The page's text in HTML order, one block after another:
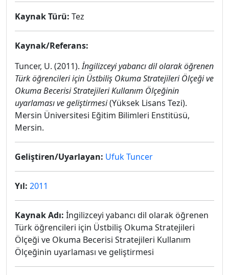
Kaynak Türü: Tez
Kaynak/Referans:
Tuncer, U. (2011).İngilizceyi yabancı dil olarak öğrenen
Türk öğrencileri için Üstbiliş Okuma Stratejileri Ölçeği ve
Okuma Becerisi Stratejileri Kullanım Ölçeğinin
uyarlaması ve geliştirmesi(Yüksek Lisans Tezi).
Mersin Üniversitesi Eğitim Bilimleri Enstitüsü,
Mersin.
Geliştiren/Uyarlayan: Ufuk Tuncer
Yıl: 2011
Kaynak Adı: İngilizceyi yabancı dil olarak öğrenen
Türk öğrencileri için Üstbiliş Okuma Stratejileri
Ölçeği ve Okuma Becerisi Stratejileri Kullanım
Ölçeğinin uyarlaması ve geliştirmesi